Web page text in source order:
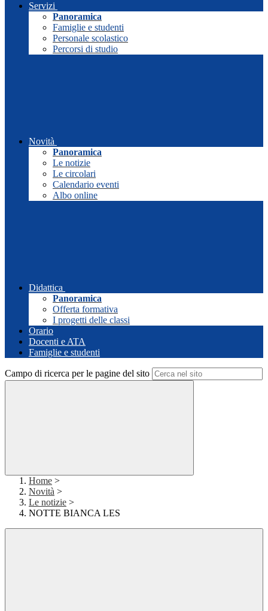
Servizi
Panoramica
Famiglie e studenti
Personale scolastico
Percorsi di studio
Novità
Panoramica
Le notizie
Le circolari
Calendario eventi
Albo online
Didattica
Panoramica
Offerta formativa
I progetti delle classi
Orario
Docenti e ATA
Famiglie e studenti
Campo di ricerca per le pagine del sito
Home >
Novità >
Le notizie >
NOTTE BIANCA LES